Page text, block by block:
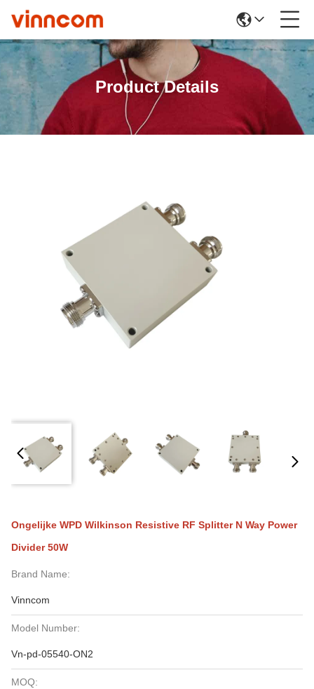
Product Details
Ongelijke WPD Wilkinson Resistive RF Splitter N Way Power
Divider 50W
Brand Name:
Vinncom
Model Number:
Vn-pd-05540-ON2
MOQ: